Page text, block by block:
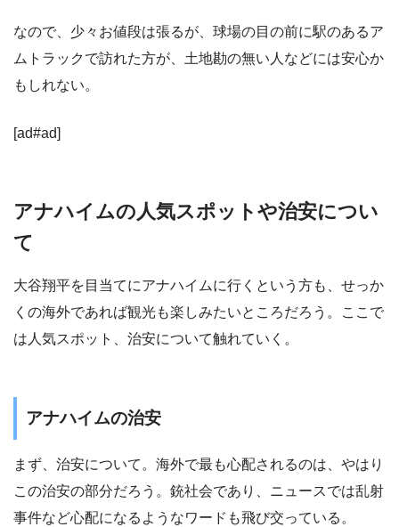
なので、少々お値段は張るが、球場の目の前に駅のあるア
ムトラックで訪れた方が、土地勘の無い人などには安心か
もしれない。
[ad#ad]
アナハイムの人気スポットや治安につい
て
大谷翔平を目当てにアナハイムに行くという方も、せっか
くの海外であれば観光も楽しみたいところだろう。ここで
は人気スポット、治安について触れていく。
アナハイムの治安
まず、治安について。海外で最も心配されるのは、やはり
この治安の部分だろう。銃社会であり、ニュースでは乱射
事件など心配になるようなワードも飛び交っている。